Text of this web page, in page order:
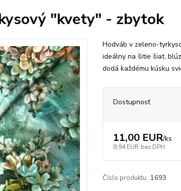
"kvety" - zbytok
Hodváb v zeleno-
ideálny na šitie šiat,
dodá každému kúsku
Dostupnosť
11,00 EUR/ks
8,94 EUR bez DPH
Číslo produktu: 1693